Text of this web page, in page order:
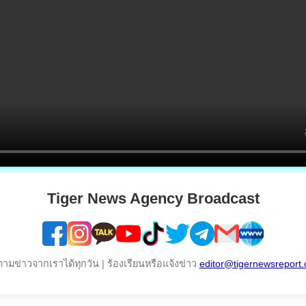
Tiger News Agency Broadcast
มข่าวจากเราได้ทุกวัน | ร้องเรียนหรือแจ้งข่าว